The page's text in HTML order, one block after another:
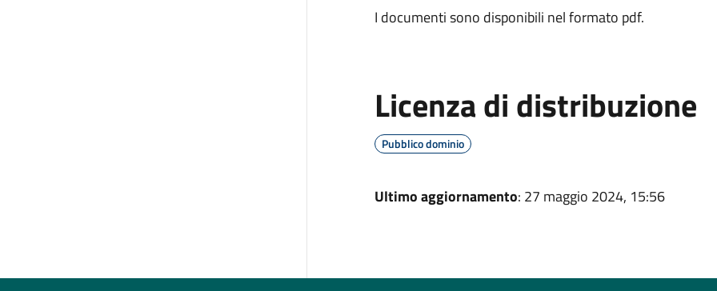
I documenti sono disponibili nel formato pdf.
Licenza di distribuzione
Pubblico dominio
Ultimo aggiornamento: 27 maggio 2024, 15:56